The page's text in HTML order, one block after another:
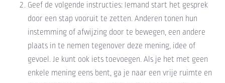
Geef de volgende instructies: Iemand start het gesprek
door een stap vooruit te zetten. Anderen tonen hun
instemming of afwijzing door te bewegen, een andere
plaats in te nemen tegenover deze mening, idee of
gevoel. Je kunt ook iets toevoegen. Als je het met geen
enkele mening eens bent, ga je naar een vrije ruimte en